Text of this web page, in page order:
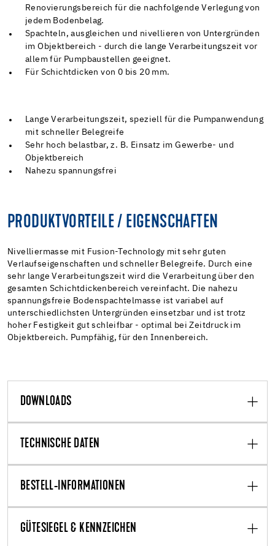
Renovierungsbereich für die nachfolgende Verlegung von
jedem Bodenbelag.
Spachteln, ausgleichen und nivellieren von Untergründen
im Objektbereich - durch die lange Verarbeitungszeit vor
allem für Pumpbaustellen geeignet.
Für Schichtdicken von 0 bis 20 mm.
Lange Verarbeitungszeit, speziell für die Pumpanwendung
mit schneller Belegreife
Sehr hoch belastbar, z. B. Einsatz im Gewerbe- und
Objektbereich
Nahezu spannungsfrei
PRODUKTVORTEILE / EIGENSCHAFTEN
Nivelliermasse mit Fusion-Technology mit sehr guten
Verlaufseigenschaften und schneller Belegreife. Durch eine
sehr lange Verarbeitungszeit wird die Verarbeitung über den
gesamten Schichtdickenbereich vereinfacht. Die nahezu
spannungsfreie Bodenspachtelmasse ist variabel auf
unterschiedlichsten Untergründen einsetzbar und ist trotz
hoher Festigkeit gut schleifbar - optimal bei Zeitdruck im
Objektbereich. Pumpfähig, für den Innenbereich.
DOWNLOADS
TECHNISCHE DATEN
BESTELL-INFORMATIONEN
GÜTESIEGEL & KENNZEICHEN